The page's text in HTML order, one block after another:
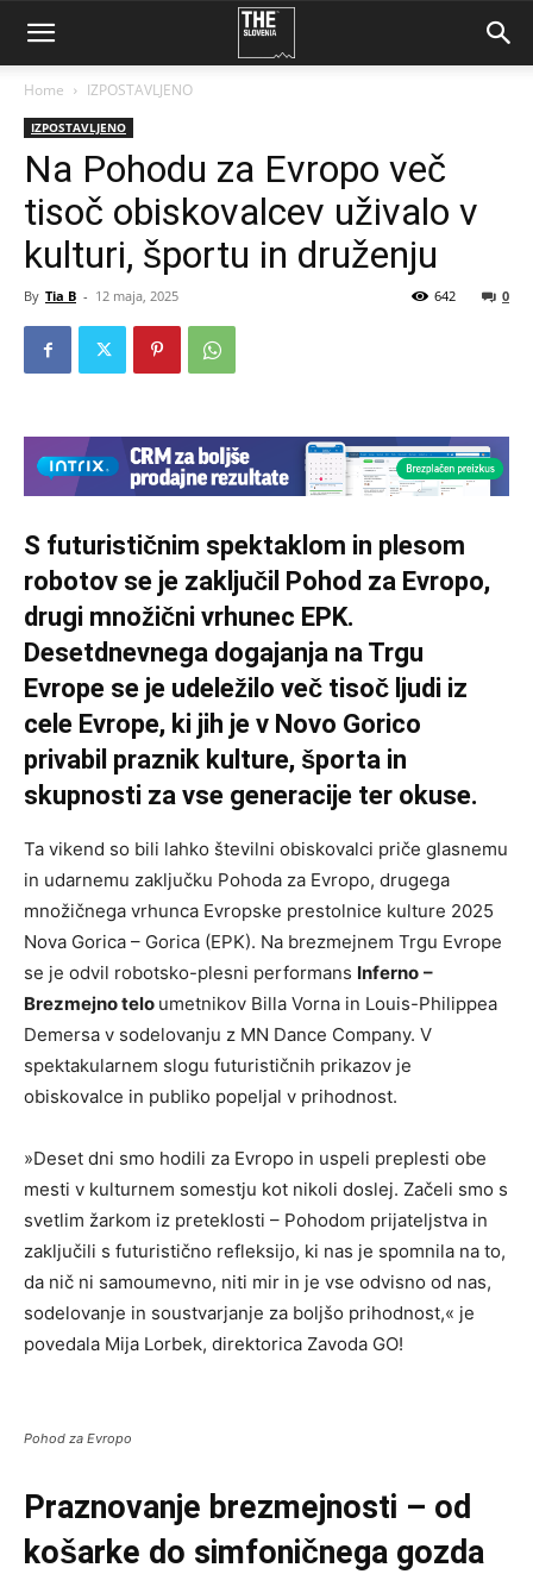
Home IZPOSTAVLJENO
IZPOSTAVLJENO
Na Pohodu za Evropo več
tisoč obiskovalcev uživalo v
kulturi, športu in druženju
By Tia B - 12 maja, 2025 0
642
S futurističnim spektaklom in plesom
robotov se je zaključil Pohod za Evropo,
drugi množični vrhunec EPK.
Desetdnevnega dogajanja na Trgu
Evrope se je udeležilo več tisoč ljudi iz
cele Evrope, ki jih je v Novo Gorico
privabil praznik kulture, športa in
skupnosti za vse generacije ter okuse.
Ta vikend so bili lahko številni obiskovalci priče glasnemu
in udarnemu zaključku Pohoda za Evropo, drugega
množičnega vrhunca Evropske prestolnice kulture 2025
Nova Gorica – Gorica (EPK). Na brezmejnem Trgu Evrope
se je odvil robotsko-plesni performans Inferno –
Brezmejno telo umetnikov Billa Vorna in Louis-Philippea
Demersa v sodelovanju z MN Dance Company. V
spektakularnem slogu futurističnih prikazov je
obiskovalce in publiko popeljal v prihodnost.
»Deset dni smo hodili za Evropo in uspeli preplesti obe
mesti v kulturnem somestju kot nikoli doslej. Začeli smo s
svetlim žarkom iz preteklosti – Pohodom prijateljstva in
zaključili s futuristično refleksijo, ki nas je spomnila na to,
da nič ni samoumevno, niti mir in je vse odvisno od nas,
sodelovanje in soustvarjanje za boljšo prihodnost,« je
povedala Mija Lorbek, direktorica Zavoda GO!
Pohod za Evropo
Praznovanje brezmejnosti – od
košarke do simfoničnega gozda